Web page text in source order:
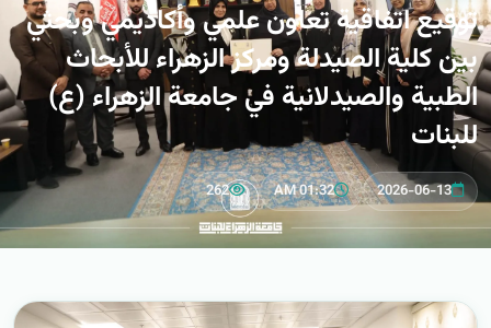
توقيع اتفاقية تعاون علمي وأكاديمي وبحثي
بين كلية الصيدلة ومركز الزهراء للأبحاث
الطبية والصيدلانية في جامعة الزهراء (ع)
للبنات
2026-06-13
01:32 AM
262